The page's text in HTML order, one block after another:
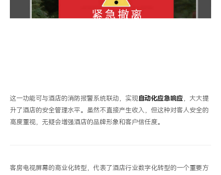
这一功能可与酒店的消防报警系统联动，实现自动化应急响应 ，大大提
升了酒店的安全管理水平。虽然不直接产生收入，但这种对客人安全的
高度重视，无疑会增强酒店的品牌形象和客户信任度。
客房电视屏幕的商业化转型，代表了酒店行业数字化转型的一个重要方